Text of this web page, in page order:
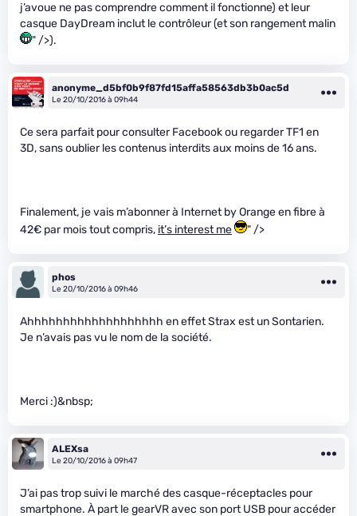
j’avoue ne pas comprendre comment il fonctionne) et leur
casque DayDream inclut le contrôleur (et son rangement malin
" />).
anonyme_d5bf0b9f87fd15affa58563db3b0ac5d
Le 20/10/2016 à 09h44
Ce sera parfait pour consulter Facebook ou regarder TF1 en
3D, sans oublier les contenus interdits aux moins de 16 ans.
Finalement, je vais m’abonner à Internet by Orange en fibre à
42€ par mois tout compris, it’s interest me " />
phos
Le 20/10/2016 à 09h46
Ahhhhhhhhhhhhhhhhhhh en effet Strax est un Sontarien.
Je n’avais pas vu le nom de la société.
Merci :)&nbsp;
ALEXsa
Le 20/10/2016 à 09h47
J’ai pas trop suivi le marché des casque-réceptacles pour
smartphone. À part le gearVR avec son port USB pour accéder